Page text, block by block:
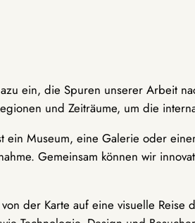
ein, die Spuren unserer Arbeit
und Zeiträume, um die
ein Museum, eine Galerie oder
Gemeinsam können wir
von der Karte auf eine visuelle